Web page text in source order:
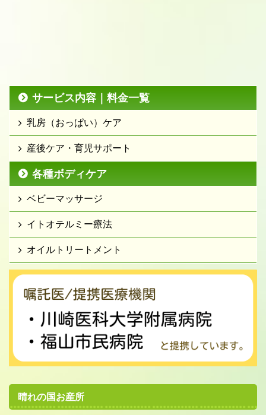
サービス内容｜料金一覧
乳房（おっぱい）ケア
産後ケア・育児サポート
各種ボディケア
ベビーマッサージ
イトオテルミー療法
オイルトリートメント
晴れの国お産所